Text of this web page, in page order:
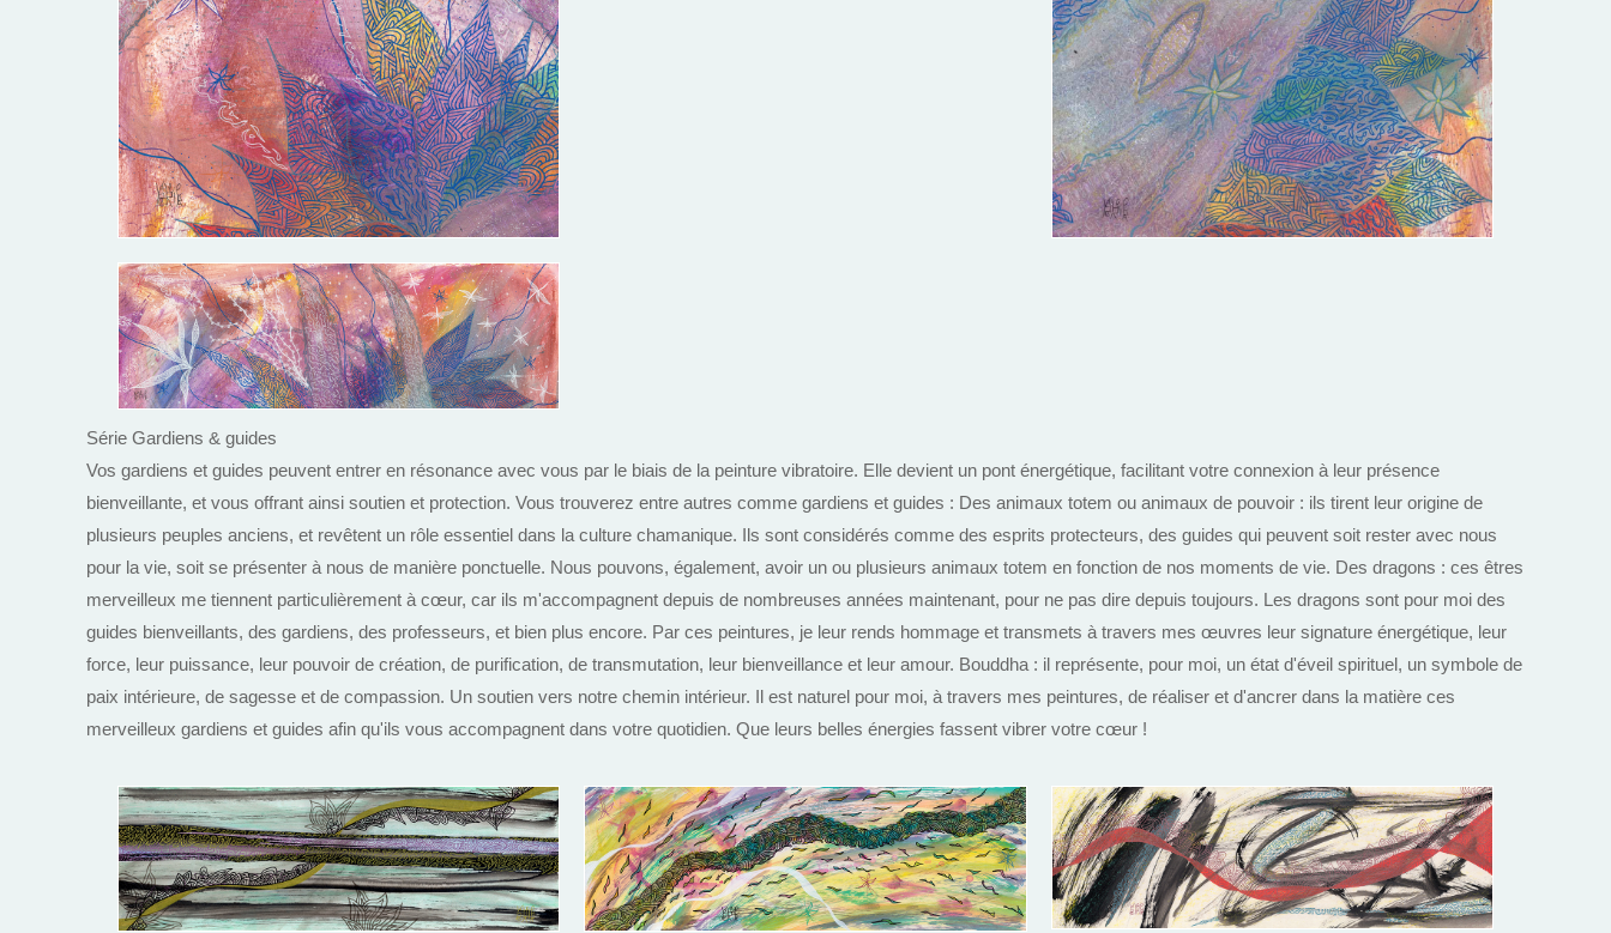
Série Gardiens & guides
Vos gardiens et guides peuvent entrer en résonance avec vous par le biais de la peinture vibratoire. Elle devient un pont énergétique, facilitant votre connexion à leur présence
bienveillante, et vous offrant ainsi soutien et protection. Vous trouverez entre autres comme gardiens et guides : Des animaux totem ou animaux de pouvoir : ils tirent leur origine de
plusieurs peuples anciens, et revêtent un rôle essentiel dans la culture chamanique. Ils sont considérés comme des esprits protecteurs, des guides qui peuvent soit rester avec nous
pour la vie, soit se présenter à nous de manière ponctuelle. Nous pouvons, également, avoir un ou plusieurs animaux totem en fonction de nos moments de vie. Des dragons : ces êtres
merveilleux me tiennent particulièrement à cœur, car ils m'accompagnent depuis de nombreuses années maintenant, pour ne pas dire depuis toujours. Les dragons sont pour moi des
guides bienveillants, des gardiens, des professeurs, et bien plus encore. Par ces peintures, je leur rends hommage et transmets à travers mes œuvres leur signature énergétique, leur
force, leur puissance, leur pouvoir de création, de purification, de transmutation, leur bienveillance et leur amour. Bouddha : il représente, pour moi, un état d'éveil spirituel, un symbole de
paix intérieure, de sagesse et de compassion. Un soutien vers notre chemin intérieur. Il est naturel pour moi, à travers mes peintures, de réaliser et d'ancrer dans la matière ces
merveilleux gardiens et guides afin qu'ils vous accompagnent dans votre quotidien. Que leurs belles énergies fassent vibrer votre cœur !